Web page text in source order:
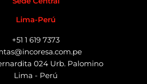
Lima-Perú
+51 1 619 7373
024 Urb. Palomino
Lima - Perú